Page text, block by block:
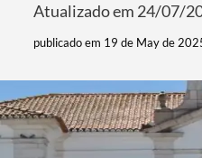
Atualizado em 24/07/
publicado em 19 de May de